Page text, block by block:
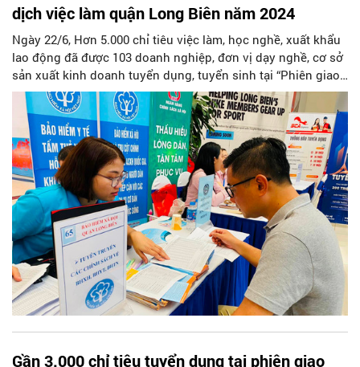
dịch việc làm quận Long Biên năm 2024
Ngày 22/6, Hơn 5.000 chỉ tiêu việc làm, học nghề, xuất khẩu
lao động đã được 103 doanh nghiệp, đơn vị dạy nghề, cơ sở
sản xuất kinh doanh tuyển dụng, tuyển sinh tại “Phiên giao
dịch việc làm - Tư vấn hướng nghiệp quận Long Biên năm
2024”.
Gần 3.000 chỉ tiêu tuyển dụng tại phiên giao